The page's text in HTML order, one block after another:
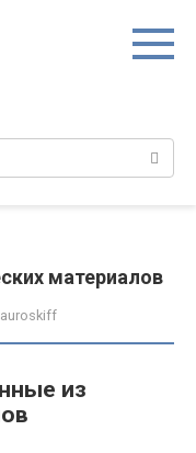
материалов
из